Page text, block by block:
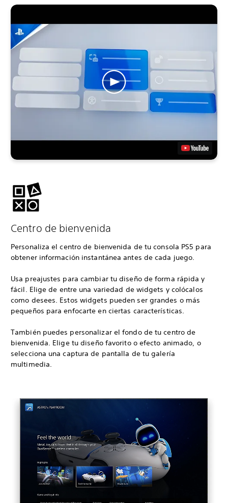
Centro de bienvenida
Personaliza el centro de bienvenida de tu consola PS5 para
obtener información instantánea antes de cada juego.
Usa preajustes para cambiar tu diseño de forma rápida y
fácil. Elige de entre una variedad de widgets y colócalos
como desees. Estos widgets pueden ser grandes o más
pequeños para enfocarte en ciertas características.
También puedes personalizar el fondo de tu centro de
bienvenida. Elige tu diseño favorito o efecto animado, o
selecciona una captura de pantalla de tu galería
multimedia.